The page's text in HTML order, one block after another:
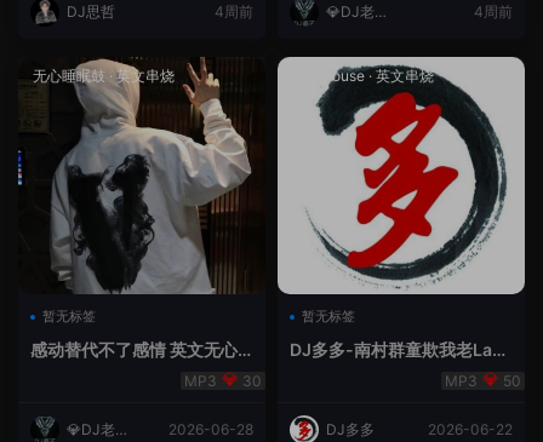
DJ思哲 4周前
💎DJ老王
4周前
无心睡眠鼓 ·英文串烧
暂无标签
感动替代不了感情 英文无心
睡眠睡-小明同学remix
30
💎DJ老王
2026-06-28
Lak House· 英文串烧
暂无标签
DJ多多-南村群童欺我老Lak
50
DJ多多 2026-06-22